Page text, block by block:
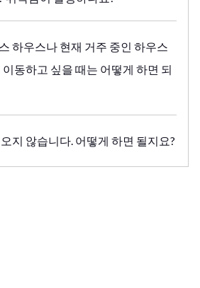
하우스나 현재 거주 중인 하우스
이동하고 싶을 때는 어떻게 하면 되
지 않습니다. 어떻게 하면 될지요?